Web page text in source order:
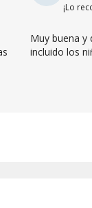
¡Lo
Muy buena
incluido los